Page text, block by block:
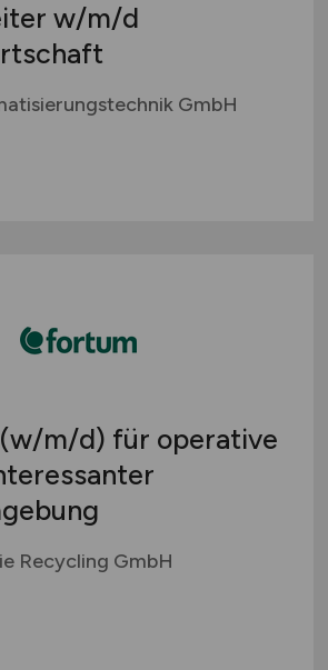
w/m/d
GmbH
(w/m/d) für operative
Recycling GmbH